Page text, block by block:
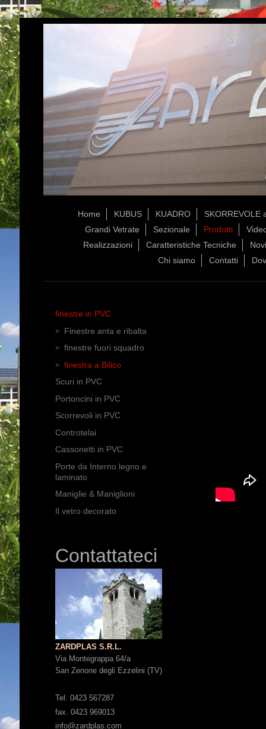
Home KUBUS KUADRO
SKORREVOLE
Grandi Vetrate
Sezionale Prodotti
Realizzazioni
Caratteristiche Tecniche
Chi siamo
Contatti
finestre in PVC
Finestre anta e ribalta
finestre fuori squadro
finestra a Bilico
Scuri in PVC
Portoncini in PVC
Scorrevoli in PVC
Controtelai
Cassonetti in PVC
Porte da Interno legno e
laminato
Maniglie & Maniglioni
Il vetro decorato
Contattateci
ZARDPLAS S.R.L.
Via Montegrappa 64/a
San Zenone degli Ezzelini (TV)
Tel. 0423 567287
fax. 0423 969013
info@zardplas.com